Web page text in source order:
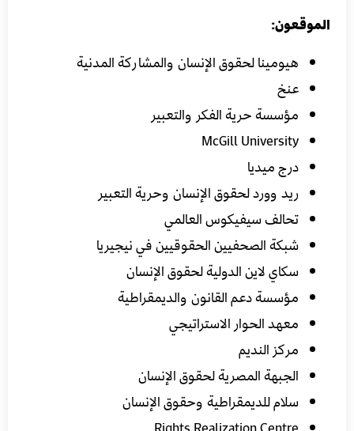
الموقعون:
هيومينا لحقوق الإنسان والمشاركة المدنية
عنخ
مؤسسة حرية الفكر والتعبير
McGill University
درج ميديا
ريد وورد لحقوق الإنسان وحرية التعبير
تحالف سيفيكوس العالمي
شبكة الصحفيين الحقوقيين في نيجيريا
سكاي لاين الدولية لحقوق الإنسان
مؤسسة دعم القانون والديمقراطية
معهد الحوار الاستراتيجي
مركز النديم
الجبهة المصرية لحقوق الإنسان
سلام للديمقراطية وحقوق الإنسان